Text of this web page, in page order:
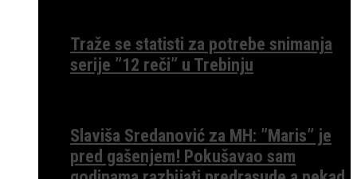
Traže se statisti za potrebe snimanja
serije ”12 reči” u Trebinju
Slaviša Sredanović za MH: ”Maris” je
pred gašenjem! Pokušavao sam